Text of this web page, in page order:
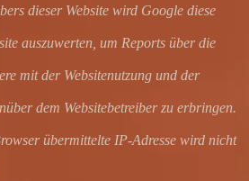
dieser Website wird Google diese
auszuwerten, um Reports über die
mit der Websitenutzung und der
dem Websitebetreiber zu erbringen.
übermittelte IP-Adresse wird nicht